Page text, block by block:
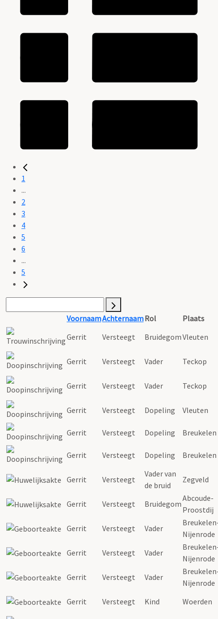
1
...
2
3
4
5
6
...
5
VoornaamAchternaamRol
Plaats
Gerrit
Versteegt BruidegomVleuten
Gerrit Versteegt Vader Teckop
Gerrit Versteegt Vader Teckop
Gerrit Versteegt Dopeling Vleuten
Gerrit Versteegt Dopeling Breukelen
Gerrit Versteegt Dopeling Breukelen
Gerrit Versteegt
Vader van
de bruid
Zegveld
Gerrit Versteegt Bruidegom
Abcoude-
Proostdij
Gerrit
Versteegt Vader
Nijenrode
Gerrit
Versteegt Vader
Nijenrode
Gerrit
Versteegt Vader
Nijenrode
Gerrit
Versteegt Kind Woerden